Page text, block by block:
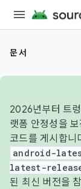
문서
2026년부터 트
랫폼 안정성을
코드를 게시합니
android-
latest-
된 최신 버전을